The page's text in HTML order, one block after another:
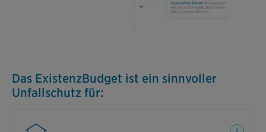
Das ExistenzBudget ist ein sinnvoller
Unfallschutz für: